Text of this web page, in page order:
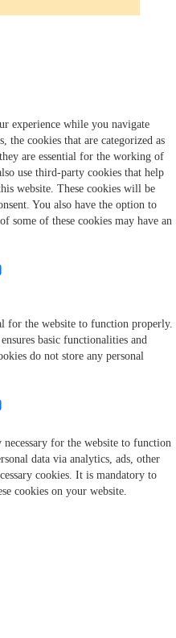
experience while you navigate
the cookies that are categorized as
are essential for the working of
use third-party cookies that help
website. These cookies will be
You also have the option to
some of these cookies may have an
for the website to function properly.
basic functionalities and
do not store any personal
for the website to function
data via analytics, ads, other
cookies. It is mandatory to
cookies on your website.